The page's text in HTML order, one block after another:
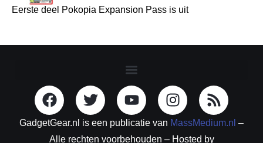
Eerste deel Pokopia Expansion Pass is uit
GadgetGear.nl is een publicatie van MassMedium.nl –
Alle rechten voorbehouden – Hosted by